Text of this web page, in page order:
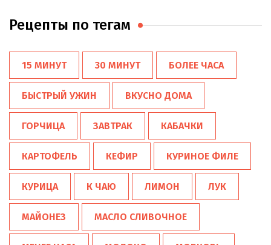
Рецепты по тегам
15 МИНУТ 30 МИНУТ БОЛЕЕ ЧАСА
БЫСТРЫЙ УЖИН ВКУСНО ДОМА
ГОРЧИЦА ЗАВТРАК КАБАЧКИ
КАРТОФЕЛЬ КЕФИР КУРИНОЕ ФИЛЕ
КУРИЦА К ЧАЮ ЛИМОН ЛУК
МАЙОНЕЗ МАСЛО СЛИВОЧНОЕ